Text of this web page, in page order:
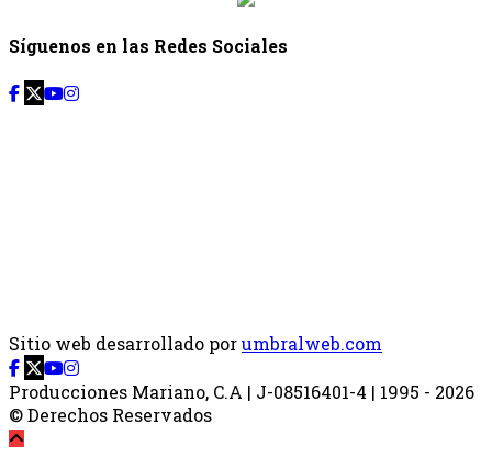
Síguenos en las Redes Sociales
Sitio web desarrollado porumbralweb.com
Producciones Mariano, C.A | J-08516401-4 | 1995 - 2026
© Derechos Reservados